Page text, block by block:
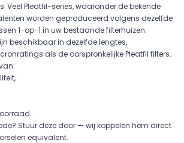
Veel Pleatfil-series, waaronder de bekende
worden geproduceerd volgens dezelfde
1-op-1 in uw bestaande filterhuizen.
beschikbaar in dezelfde lengtes,
als de oorspronkelijke Pleatfil filters.
Stuur deze door — wij koppelen hem direct
equivalent.